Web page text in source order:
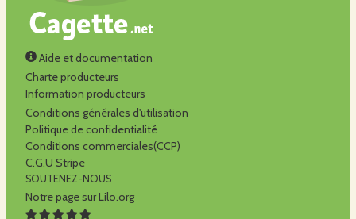
Aide et documentation
Charte producteurs
Information producteurs
Conditions générales d'utilisation
Politique de confidentialité
Conditions commerciales(CCP)
C.G.U Stripe
SOUTENEZ-NOUS
Notre page sur Lilo.org